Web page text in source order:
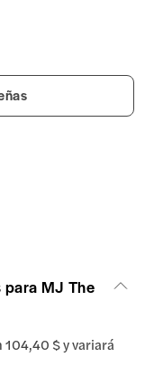
MJ The
104,40 $ y variará